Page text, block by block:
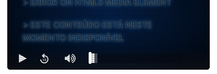
ERROR ON HTML5 MEDIA ELEMENT
ESTE CONTEÚDO ESTÁ NESTE
MOMENTO INDISPONÍVEL